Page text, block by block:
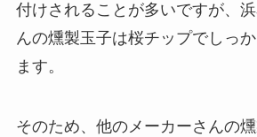
付けされることが多いですが、
んの燻製玉子は桜チップでしっ
ます。
そのため、他のメーカーさんの